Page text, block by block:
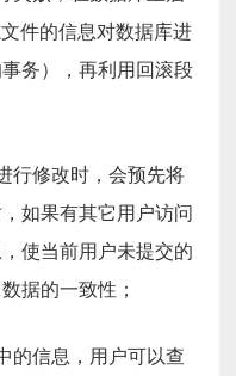
件的信息对数据库进
务），再利用回滚段
行修改时，会预先将
如果有其它用户访问
使当前用户未提交的
据的一致性；
的信息，用户可以查